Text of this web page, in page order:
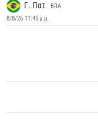
Γ. Πατ
BRA
8/8/26 11:45 μ.μ.